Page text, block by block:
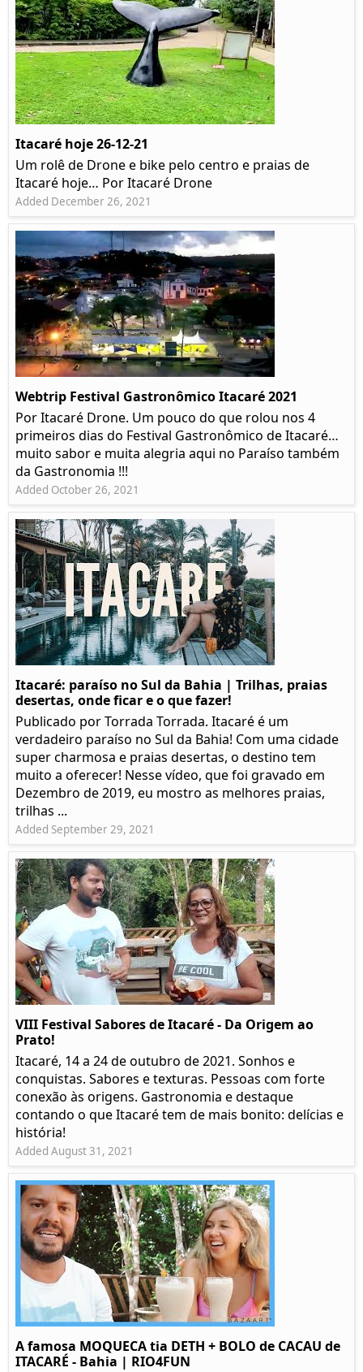
Itacaré hoje 26-12-21
Um rolê de Drone e bike pelo centro e praias de
Itacaré hoje… Por Itacaré Drone
Added December 26, 2021
Webtrip Festival Gastronômico Itacaré 2021
Por Itacaré Drone. Um pouco do que rolou nos 4
primeiros dias do Festival Gastronômico de Itacaré…
muito sabor e muita alegria aqui no Paraíso também
da Gastronomia !!!
Added October 26, 2021
Itacaré: paraíso no Sul da Bahia | Trilhas, praias
desertas, onde ficar e o que fazer!
Publicado por Torrada Torrada. Itacaré é um
verdadeiro paraíso no Sul da Bahia! Com uma cidade
super charmosa e praias desertas, o destino tem
muito a oferecer! Nesse vídeo, que foi gravado em
Dezembro de 2019, eu mostro as melhores praias,
trilhas ...
Added September 29, 2021
VIII Festival Sabores de Itacaré - Da Origem ao
Prato!
Itacaré, 14 a 24 de outubro de 2021. Sonhos e
conquistas. Sabores e texturas. Pessoas com forte
conexão às origens. Gastronomia e destaque
contando o que Itacaré tem de mais bonito: delícias e
história!
Added August 31, 2021
A famosa MOQUECA tia DETH + BOLO de CACAU de
ITACARÉ - Bahia | RIO4FUN